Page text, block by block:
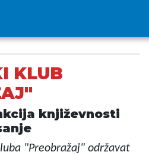
KLUB
književnosti
"Preobražaj" održavat